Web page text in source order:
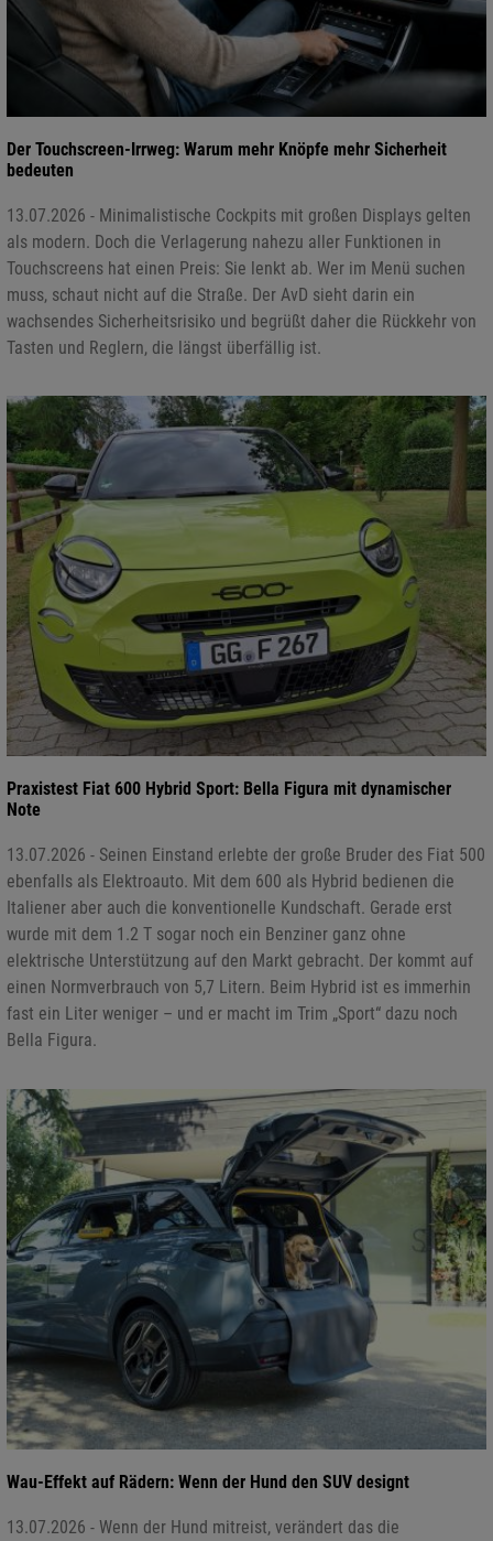
Der Touchscreen-Irrweg: Warum mehr Knöpfe mehr Sicherheit
bedeuten
13.07.2026 - Minimalistische Cockpits mit großen Displays gelten
als modern. Doch die Verlagerung nahezu aller Funktionen in
Touchscreens hat einen Preis: Sie lenkt ab. Wer im Menü suchen
muss, schaut nicht auf die Straße. Der AvD sieht darin ein
wachsendes Sicherheitsrisiko und begrüßt daher die Rückkehr von
Tasten und Reglern, die längst überfällig ist.
Praxistest Fiat 600 Hybrid Sport: Bella Figura mit dynamischer
Note
13.07.2026 - Seinen Einstand erlebte der große Bruder des Fiat 500
ebenfalls als Elektroauto. Mit dem 600 als Hybrid bedienen die
Italiener aber auch die konventionelle Kundschaft. Gerade erst
wurde mit dem 1.2 T sogar noch ein Benziner ganz ohne
elektrische Unterstützung auf den Markt gebracht. Der kommt auf
einen Normverbrauch von 5,7 Litern. Beim Hybrid ist es immerhin
fast ein Liter weniger – und er macht im Trim „Sport“ dazu noch
Bella Figura.
Wau-Effekt auf Rädern: Wenn der Hund den SUV designt
13.07.2026 - Wenn der Hund mitreist, verändert das die